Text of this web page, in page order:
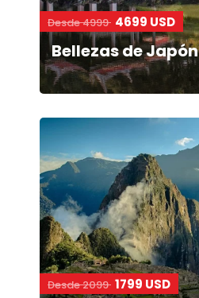
Desde 4999 4699 USD
Bellezas de Japón
Desde 2099 1799 USD